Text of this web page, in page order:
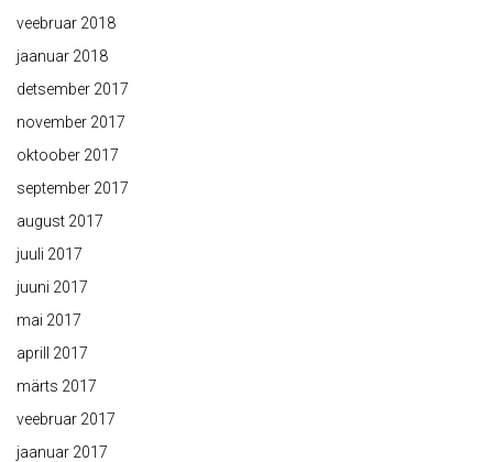
veebruar 2018
jaanuar 2018
detsember 2017
november 2017
oktoober 2017
september 2017
august 2017
juuli 2017
juuni 2017
mai 2017
aprill 2017
märts 2017
veebruar 2017
jaanuar 2017